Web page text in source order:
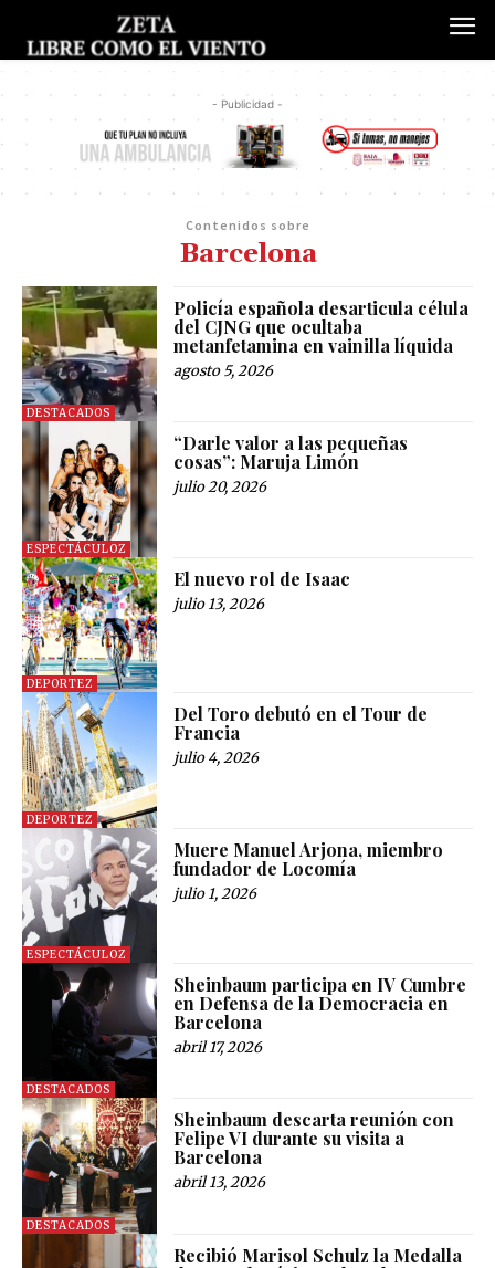
- Publicidad -
Contenidos sobre
Barcelona
DESTACADOS
Policía española desarticula célula
del CJNG que ocultaba
metanfetamina en vainilla líquida
agosto 5, 2026
ESPECTÁCULOZ
“Darle valor a las pequeñas
cosas”: Maruja Limón
julio 20, 2026
DEPORTEZ
El nuevo rol de Isaac
julio 13, 2026
DEPORTEZ
Del Toro debutó en el Tour de
Francia
julio 4, 2026
ESPECTÁCULOZ
Muere Manuel Arjona, miembro
fundador de Locomía
julio 1, 2026
DESTACADOS
Sheinbaum participa en IV Cumbre
en Defensa de la Democracia en
Barcelona
abril 17, 2026
DESTACADOS
Sheinbaum descarta reunión con
Felipe VI durante su visita a
Barcelona
abril 13, 2026
Recibió Marisol Schulz la Medalla